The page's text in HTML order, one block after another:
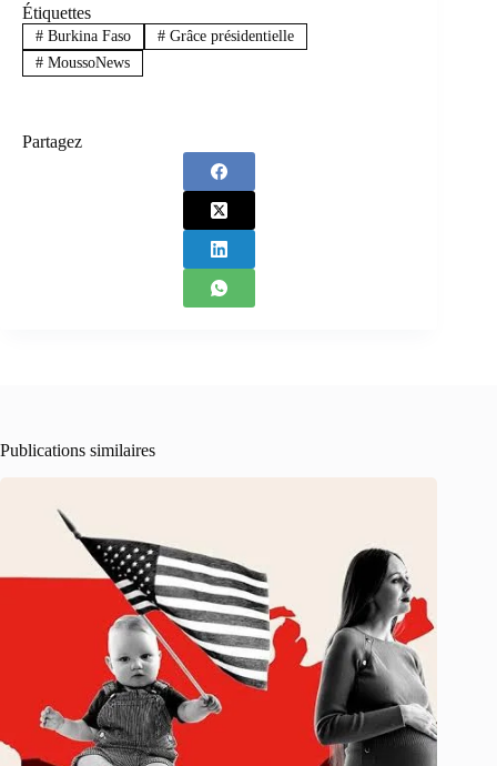
Étiquettes
#Burkina Faso #Grâce présidentielle
#MoussoNews
Partagez
Publications similaires